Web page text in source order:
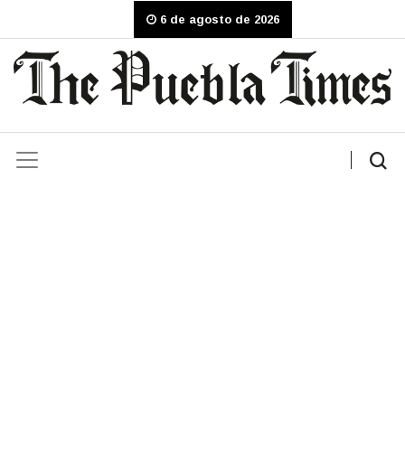
6 de agosto de 2026